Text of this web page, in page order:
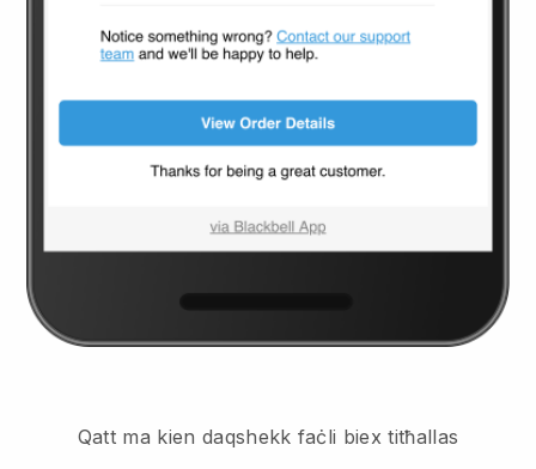
Qatt ma kien daqshekk faċli biex titħallas